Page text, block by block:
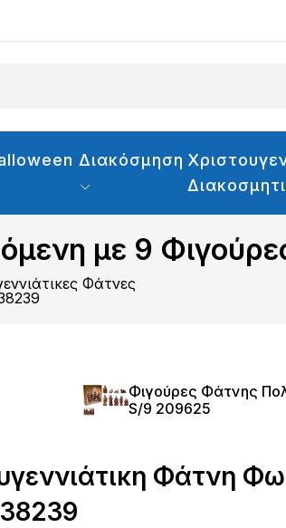
Διακόσμηση
με 9
Φάτνες
Φιγούρες Φάτνης
S/9 209625
Φάτνη